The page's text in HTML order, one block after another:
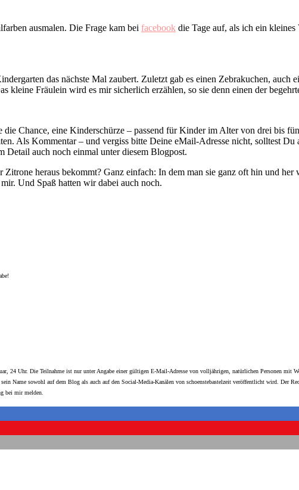
ausmalen. Die Frage kam bei facebook die Tage auf, als ich ein
das nächste Mal zaubert. Zuletzt gab es einen Zebrakuchen,
kleine Fräulein wird es mir sicherlich erzählen, so sie denn einen der
Chance, eine Kinderschürze – passend für Kinder im Alter von drei bis
Als Kommentar – und vergiss bitte Deine eMail-Adresse nicht, solltest
auch noch einmal unter diesem Blogpost.
Zitrone heraus bekommt? Ganz einfach: In dem man sie ganz oft hin und
Und Spaß hatten wir dabei auch noch.
24 Uhr. Die Teilnahme ist nur unter Angabe einer gültigen E-Mail-Adresse von volljährigen, natürlichen Personen
Name sowohl auf dem Blog als auch auf den Social-Media-Kanälen von schoenstebastelzeit veröffentlicht wird. Der
bei mir melden.